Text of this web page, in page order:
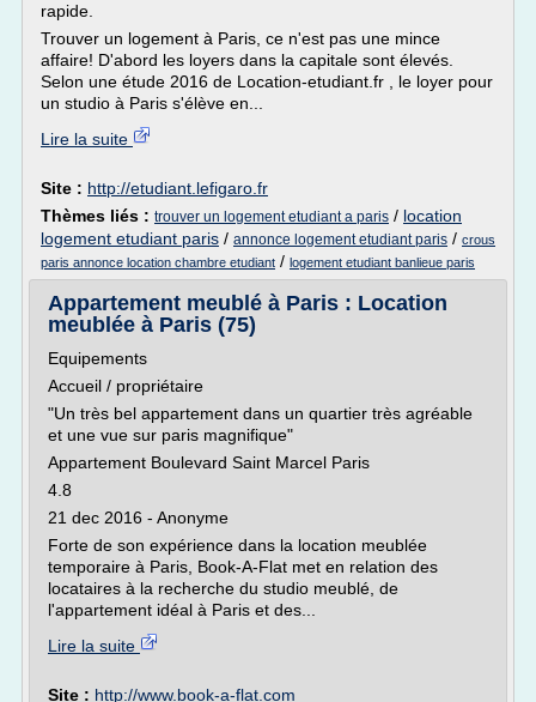
rapide.
Trouver un logement à Paris, ce n'est pas une mince
affaire! D'abord les loyers dans la capitale sont élevés.
Selon une étude 2016 de Location-etudiant.fr , le loyer pour
un studio à Paris s'élève en...
Lire la suite
Site : http://etudiant.lefigaro.fr
Thèmes liés : trouver un logement etudiant a paris / location
logement etudiant paris / annonce logement etudiant paris / crous
paris annonce location chambre etudiant / logement etudiant banlieue paris
Appartement meublé à Paris : Location
meublée à Paris (75)
Equipements
Accueil / propriétaire
"Un très bel appartement dans un quartier très agréable
et une vue sur paris magnifique"
Appartement Boulevard Saint Marcel Paris
4.8
21 dec 2016 - Anonyme
Forte de son expérience dans la location meublée
temporaire à Paris, Book-A-Flat met en relation des
locataires à la recherche du studio meublé, de
l'appartement idéal à Paris et des...
Lire la suite
Site : http://www.book-a-flat.com